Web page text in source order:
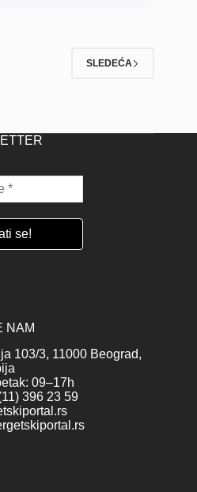
SLEDEĆA
NAM
103/3, 11000 Beograd,
09–17h
396 23 59